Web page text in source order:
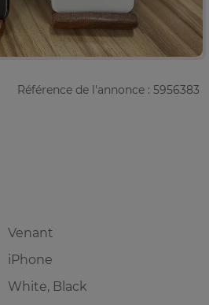
Référence de l'annonce : 5956383
Venant
iPhone
White, Black